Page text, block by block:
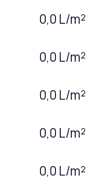
0,0L/m²
0,0L/m²
0,0L/m²
0,0L/m²
0,0L/m²